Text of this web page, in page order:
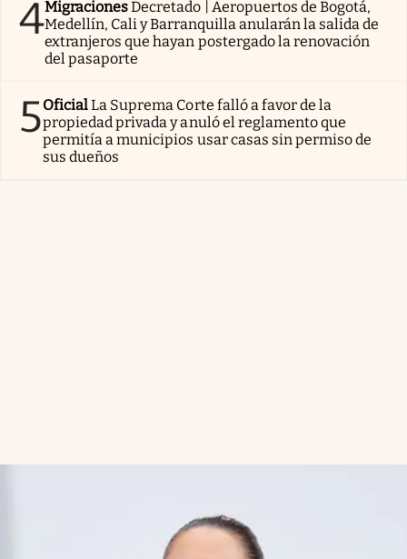
4MigracionesDecretado | Aeropuertos de Bogotá,
Medellín, Cali y Barranquilla anularán la salida de
extranjeros que hayan postergado la renovación
del pasaporte
5OficialLa Suprema Corte falló a favor de la
propiedad privada y anuló el reglamento que
permitía a municipios usar casas sin permiso de
sus dueños